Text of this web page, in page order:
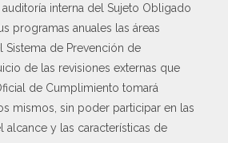
auditoría interna del Sujeto Obligado
programas anuales las áreas
Sistema de Prevención de
de las revisiones externas que
de Cumplimiento tomará
mismos, sin poder participar en las
alcance y las características de